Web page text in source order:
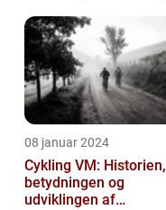
behandling
08 januar 2024
Cykling VM: Historien,
betydningen og
udviklingen af